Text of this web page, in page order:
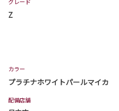
詳しくはこちら
ヴェルファイアが一部改良となりました。
ヴェルファイアは茨城トヨタから。
グレード
Z
カラー
プラチナホワイトパールマイカ
配備店舗